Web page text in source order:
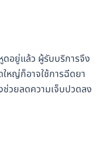
ดอยู่แล้ว ผู้รับบริการจึง
ใหญ่ก็อาจใช้การฉีดยา
ช่วยลดความเจ็บปวดลง